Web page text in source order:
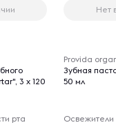
Нет
3 х 120
рта
Provida
Зубная
50 мл
Освежители